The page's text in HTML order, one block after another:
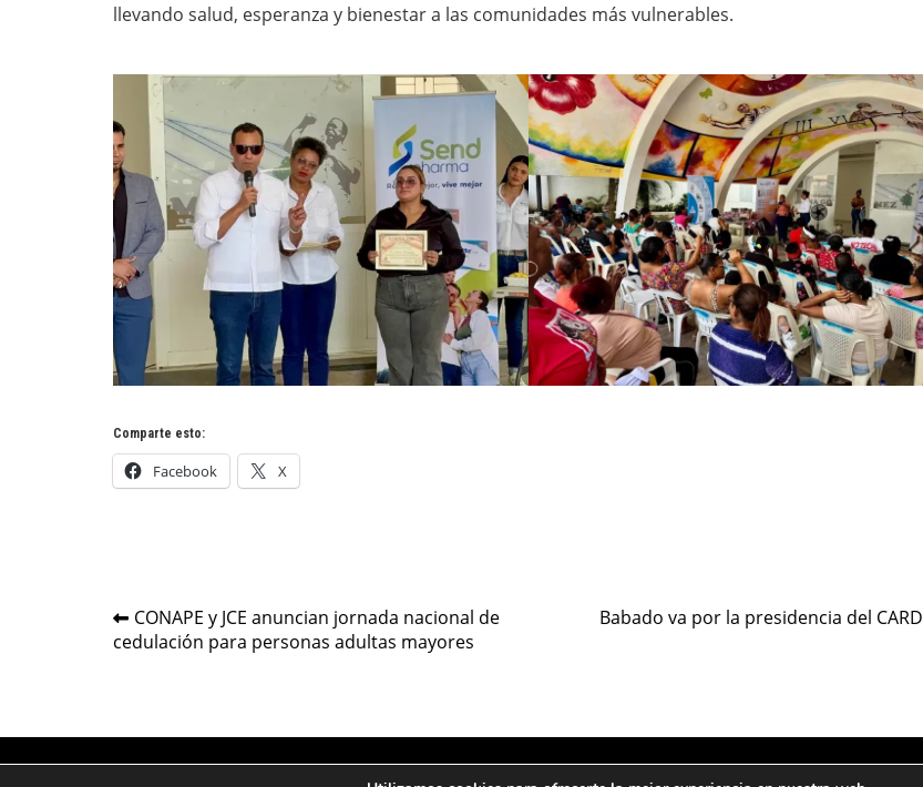
llevando salud, esperanza y bienestar a las comunidades más vulnerables.
Comparte esto:
Facebook X
Navegación
de
CONAPE y JCE anuncian jornada nacional de
cedulación para personas adultas mayores
Babado va por la presidencia del CARD